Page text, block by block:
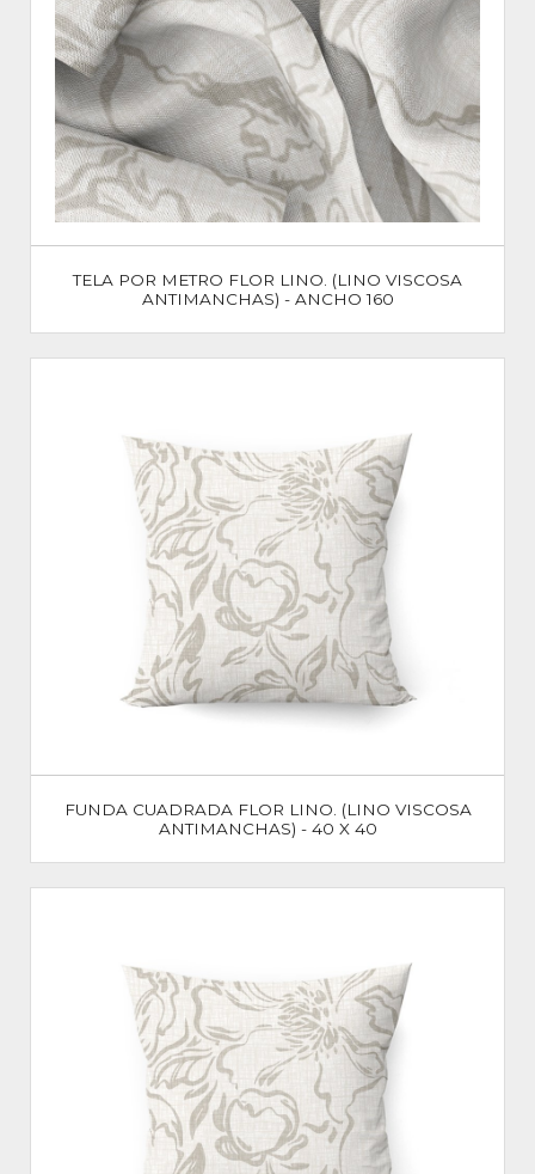
TELA POR METRO FLOR LINO. (LINO VISCOSA
ANTIMANCHAS) - ANCHO 160
FUNDA CUADRADA FLOR LINO. (LINO VISCOSA
ANTIMANCHAS) - 40 X 40